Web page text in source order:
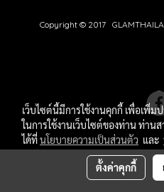
Copyright © 2017
เว็บไซต์นี้มีการใช้งานคุกกี้ เพื่อเพิ่
ในการใช้งานเว็บไซต์ของท่าน ท่าน
ได้ที่นโยบายความเป็นส่วนตัว และ
ตั้งค่าคุกกี้